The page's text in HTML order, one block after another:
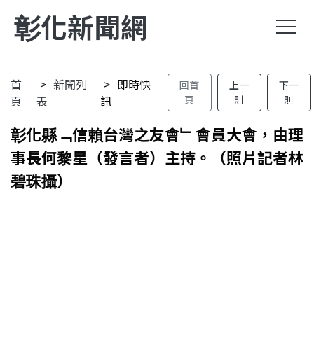
彰化新聞網
首
頁
新聞列
表
即時快
訊
回首
頁
上一
則
下一
則
彰化縣﹁信賴台灣之友會﹂會員大會，由理
事長何黎星（發言者）主持。（照片記者林
碧珠攝）